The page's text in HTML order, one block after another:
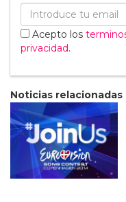
Acepto los
privacidad.
Noticias relacionadas